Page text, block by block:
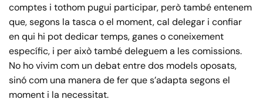
comptes i tothom pugui participar, però també entenem
que, segons la tasca o el moment, cal delegar i confiar
en qui hi pot dedicar temps, ganes o coneixement
específic, i per això també deleguem a les comissions.
No ho vivim com un debat entre dos models oposats,
sinó com una manera de fer que s’adapta segons el
moment i la necessitat.